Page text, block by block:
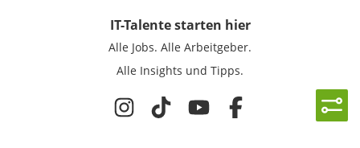
IT-Talentestarten hier
Alle Jobs. Alle Arbeitgeber.
Alle Insights und Tipps.